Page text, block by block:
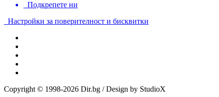
Подкрепете ни
Настройки за поверителност и бисквитки
Copyright © 1998-2026 Dir.bg / Design by StudioX